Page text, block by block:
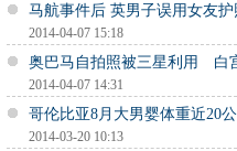
马航事件后 英男子误用女友
2014-04-07 15:18
奥巴马自拍照被三星利用 白
2014-04-07 14:31
哥伦比亚8月大男婴体重近20
2014-03-20 10:13